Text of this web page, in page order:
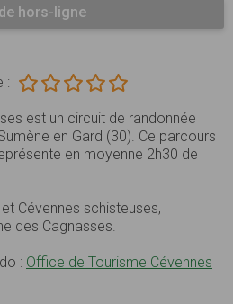
hors-ligne
:
est un circuit de randonnée
en Gard (30). Ce parcours
en moyenne 2h30 de
Cévennes schisteuses,
des Cagnasses.
: Office de Tourisme Cévennes